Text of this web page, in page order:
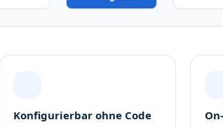
Konfigurierbar ohne Code